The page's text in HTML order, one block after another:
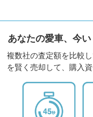
あなたの愛車、今い
複数社の査定額を比較
を賢く売却して、購入